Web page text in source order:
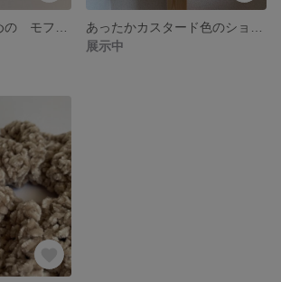
展示中